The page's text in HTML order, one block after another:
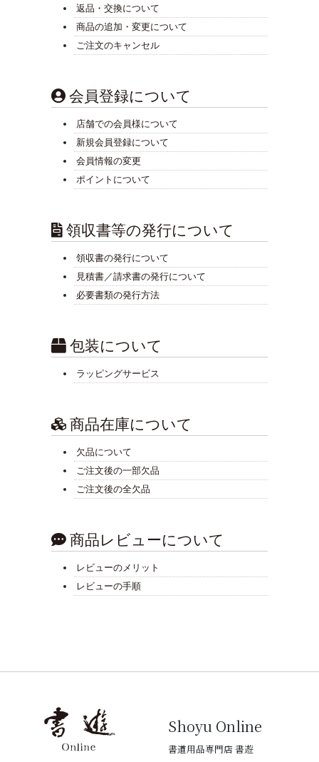
返品・交換について
商品の追加・変更について
ご注文のキャンセル
会員登録について
店舗での会員様について
新規会員登録について
会員情報の変更
ポイントについて
領収書等の発行について
領収書の発行について
見積書／請求書の発行について
必要書類の発行方法
包装について
ラッピングサービス
商品在庫について
欠品について
ご注文後の一部欠品
ご注文後の全欠品
商品レビューについて
レビューのメリット
レビューの手順
Shoyu Online
書道用品専門店 書遊